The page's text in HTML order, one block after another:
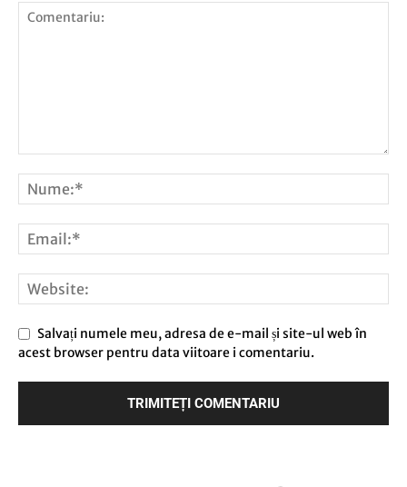
Salvați numele meu, adresa de e-mail și site-ul web în
acest browser pentru data viitoare i comentariu.